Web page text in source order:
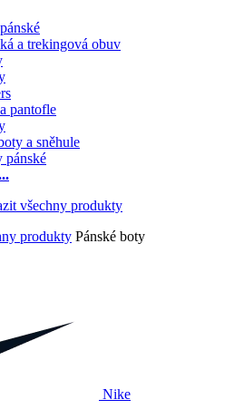
a trekingová obuv
pantofle
a sněhule
pánské
produkty Pánské boty
Nike